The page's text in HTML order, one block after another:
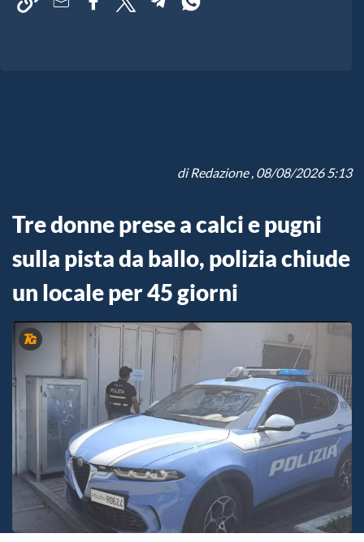
diRedazione, 08/08/2026 5:13
Tre donne prese a calci e pugni
sulla pista da ballo, polizia chiude
un locale per 45 giorni